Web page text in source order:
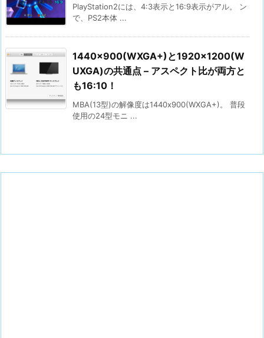
PlayStation2には、4:3表示と16:9表示がアル。 ン
で、PS2本体 ...
1440×900(WXGA+)と1920×1200(W
UXGA)の共通点 – アスペクト比が両方と
も16:10！
MBA(13型)の解像度は1440x900(WXGA+)。 普段
使用の24型モニ ...